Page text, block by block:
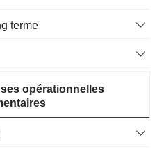
terme
opérationnelles